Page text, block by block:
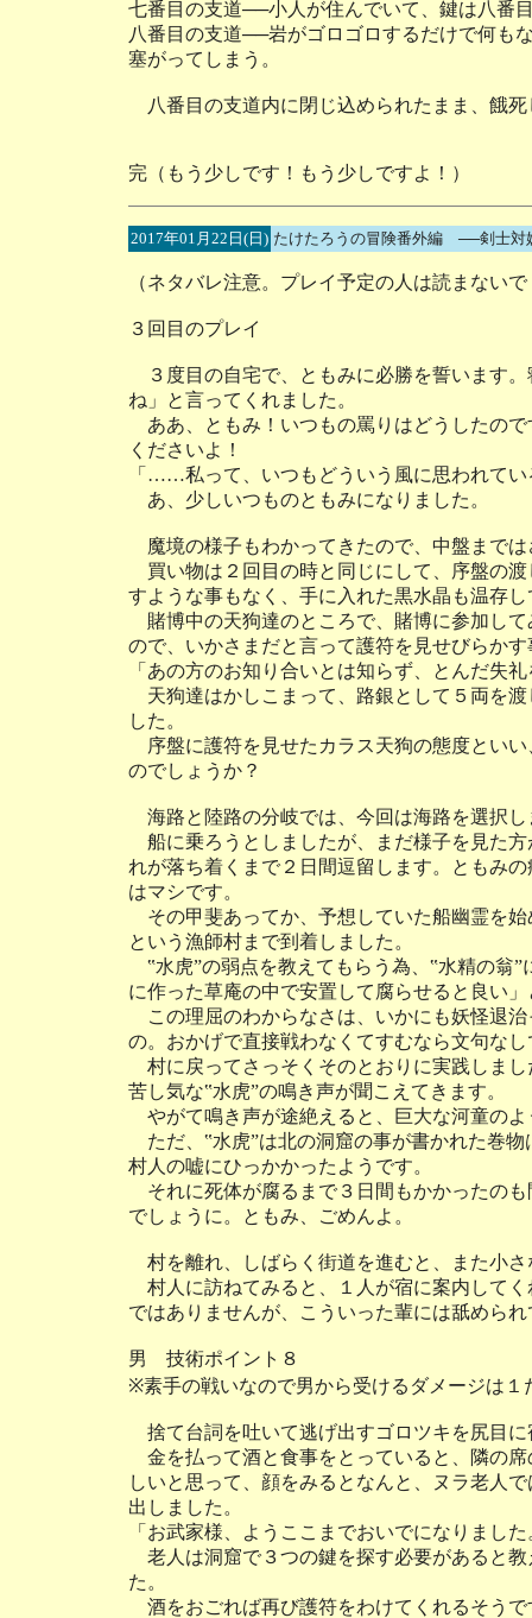
七番目の支道──小人が住んでいて、鍵は八番
八番目の支道──岩がゴロゴロするだけで何も
塞がってしまう。
八番目の支道内に閉じ込められたまま、餓
完（もう少しです！もう少しですよ！）
2017年01月22日(日) たけたろうの冒険番外編 ──剣士
（ネタバレ注意。プレイ予定の人は読まない
３回目のプレイ
３度目の自宅で、ともみに必勝を誓います
ね」と言ってくれました。
ああ、ともみ！いつもの罵りはどうしたの
くださいよ！
「……私って、いつもどういう風に思われて
あ、少しいつものともみになりました。
魔境の様子もわかってきたので、中盤までは
買い物は２回目の時と同じにして、序盤の
すような事もなく、手に入れた黒水晶も温存し
賭博中の天狗達のところで、賭博に参加し
ので、いかさまだと言って護符を見せびらか
「あの方のお知り合いとは知らず、とんだ失
天狗達はかしこまって、路銀として５両を
した。
序盤に護符を見せたカラス天狗の態度とい
のでしょうか？
海路と陸路の分岐では、今回は海路を選択し
船に乗ろうとしましたが、まだ様子を見た
れが落ち着くまで２日間逗留します。ともみ
はマシです。
その甲斐あってか、予想していた船幽霊を
という漁師村まで到着しました。
‟水虎”の弱点を教えてもらう為、‟水精の翁
に作った草庵の中で安置して腐らせると良い
この理屈のわからなさは、いかにも妖怪退
の。おかげで直接戦わなくてすむなら文句なし
村に戻ってさっそくそのとおりに実践しま
苦し気な‟水虎”の鳴き声が聞こえてきます。
やがて鳴き声が途絶えると、巨大な河童の
ただ、‟水虎”は北の洞窟の事が書かれた巻
村人の嘘にひっかかったようです。
それに死体が腐るまで３日間もかかったの
でしょうに。ともみ、ごめんよ。
村を離れ、しばらく街道を進むと、また小さ
村人に訪ねてみると、１人が宿に案内して
ではありませんが、こういった輩には舐めら
男 技術ポイント８
※素手の戦いなので男から受けるダメージは
捨て台詞を吐いて逃げ出すゴロツキを尻目
金を払って酒と食事をとっていると、隣の
しいと思って、顔をみるとなんと、ヌラ老人
出しました。
「お武家様、ようここまでおいでになりまし
老人は洞窟で３つの鍵を探す必要があると
た。
酒をおごれば再び護符をわけてくれるそう